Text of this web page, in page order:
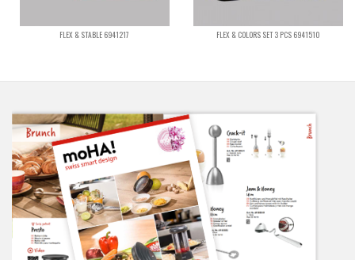
FLEX & STABLE 6941217 FLEX & COLORS SET 3 PCS 6941510